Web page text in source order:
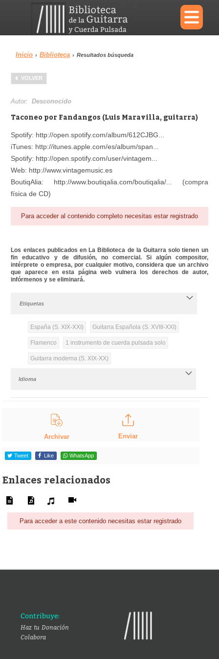
×
Menu
Biblioteca
Área personal Reproductor
Inicio › Biblioteca › Resultados búsqueda
VOLVER
Autor:Desconocido
Taconeo por Fandangos (Luis Maravilla, guitarra)
Spotify: http://open.spotify.com/album/612CJBG...
iTunes: http://itunes.apple.com/es/album/span...
Spotify: http://open.spotify.com/user/vintagem...
Web: http://www.vintagemusic.es
BoutiqAlia: http://www.boutiqalia.com/boutiqalia/... (compra
física de CD)
Para acceder al contenido completo necesitas estar registrado
Los enlaces publicados en La Biblioteca de la Guitarra solo tienen un
fin educativo y de difusión, no comercial. Si algún compositor,
intérprete o empresa, por cualquier motivo, considera que un archivo
que aparece en esta página web vulnera los derechos de autor,
infórmenos y se eliminará.
Etiquetas
España (S. XIX-XXI) Guitarra Española (S. XVIII-XXI)
Flamenco 1 instrumento de cuerda pulsada solo
Guitarra moderna (S. XIX-XX)
Idioma
Archivar Enviar
Tweet Like WhatsApp
Enlaces relacionados
Para acceder a este contenido necesitas estar registrado
Contribuye:
Haz tu Donación
Colabora